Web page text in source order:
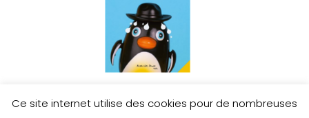
Ce site internet utilise des cookies pour de nombreuses